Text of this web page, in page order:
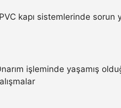
kapı sistemlerinde sorun
işleminde yaşamış